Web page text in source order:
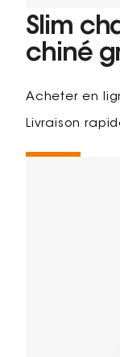
Slim
chiné
Acheter en
Livraison